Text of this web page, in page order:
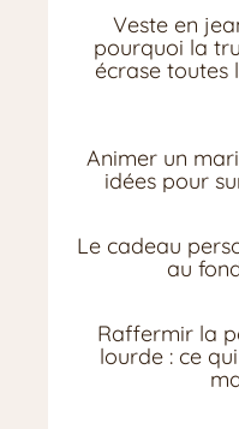
Veste en
pourquoi la
écrase toutes
Animer un
idées pour
Le cadeau
au
Raffermir la
lourde : ce